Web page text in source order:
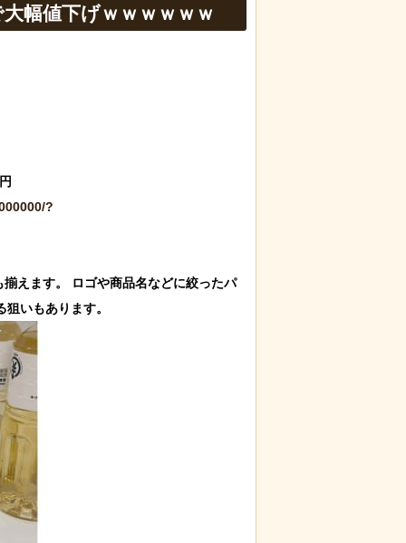
ど盛りだくさん
風機を当てて寝るとヤバいぞ！」 ワイ「大丈夫やろｗｗｗ」扇風機ﾎ
幅値下げｗｗｗｗｗｗ
?
えます。 ロゴや商品名などに絞ったパ